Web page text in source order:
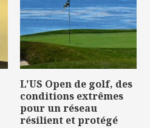
L'US Open de golf, des
conditions extrêmes
pour un réseau
résilient et protégé